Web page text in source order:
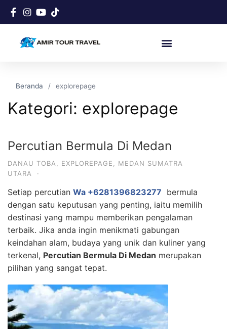
Beranda explorepage
Kategori: explorepage
Percutian Bermula Di Medan
DANAU TOBA EXPLOREPAGE
MEDAN SUMATRA
UTARA
·
Setiap percutian Wa +6281396823277 bermula
dengan satu keputusan yang penting, iaitu memilih
destinasi yang mampu memberikan pengalaman
terbaik. Jika anda ingin menikmati gabungan
keindahan alam, budaya yang unik dan kuliner yang
terkenal, Percutian Bermula Di Medan merupakan
pilihan yang sangat tepat.